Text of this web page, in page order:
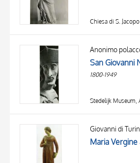
Chiesa di S.
Anonimo
San Giovanni
1800-1949
Stedelijk Museum,
Maria